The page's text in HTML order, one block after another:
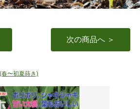
次の商品へ ＞
春〜初夏蒔き)